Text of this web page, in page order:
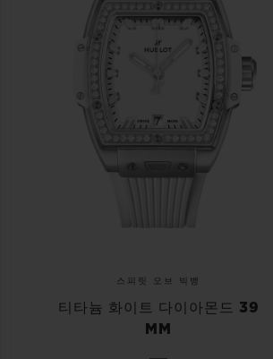
스피릿 오브 빅뱅
티타늄 화이트 다이아몬드 39
MM